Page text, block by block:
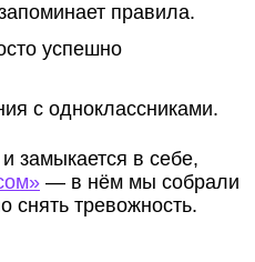
правила.
успешно
с одноклассниками.
замыкается в себе,
— в нём мы собрали
снять тревожность.